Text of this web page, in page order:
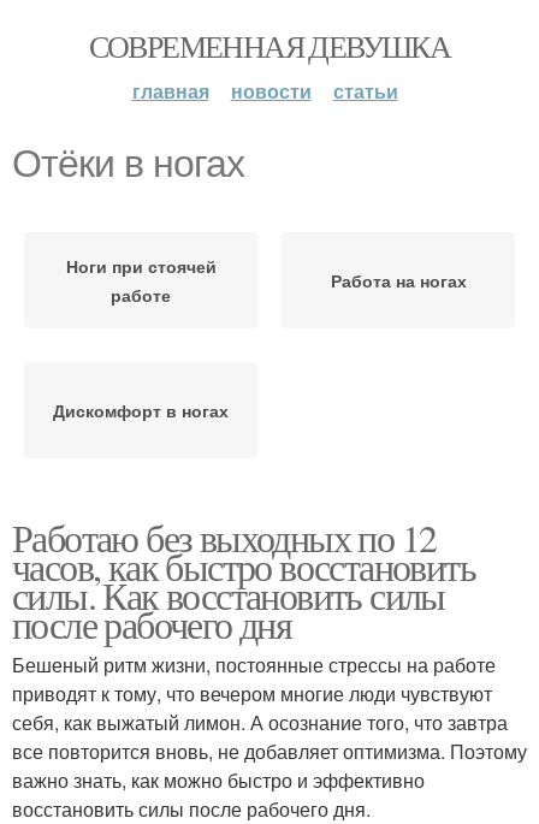
СОВРЕМЕННАЯ ДЕВУШКА
главная новости статьи
Отёки в ногах
Ноги при стоячей
работе
Работа на ногах
Дискомфорт в ногах
Работаю без выходных по 12
часов, как быстро восстановить
силы. Как восстановить силы
после рабочего дня
Бешеный ритм жизни, постоянные стрессы на работе
приводят к тому, что вечером многие люди чувствуют
себя, как выжатый лимон. А осознание того, что завтра
все повторится вновь, не добавляет оптимизма. Поэтому
важно знать, как можно быстро и эффективно
восстановить силы после рабочего дня.